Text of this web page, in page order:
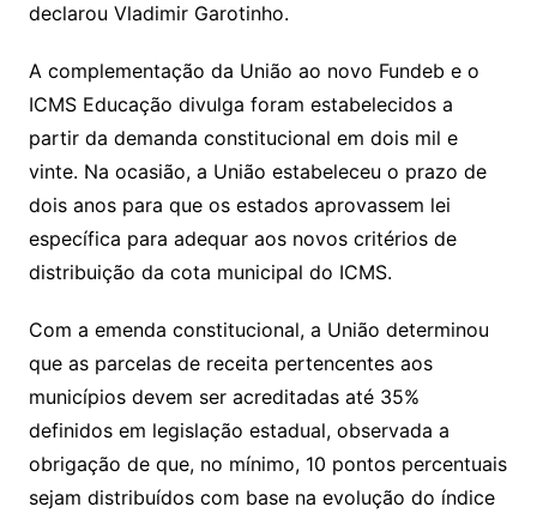
declarou Vladimir Garotinho.
A complementação da União ao novo Fundeb e o
ICMS Educação divulga foram estabelecidos a
partir da demanda constitucional em dois mil e
vinte. Na ocasião, a União estabeleceu o prazo de
dois anos para que os estados aprovassem lei
específica para adequar aos novos critérios de
distribuição da cota municipal do ICMS.
Com a emenda constitucional, a União determinou
que as parcelas de receita pertencentes aos
municípios devem ser acreditadas até 35%
definidos em legislação estadual, observada a
obrigação de que, no mínimo, 10 pontos percentuais
sejam distribuídos com base na evolução do índice